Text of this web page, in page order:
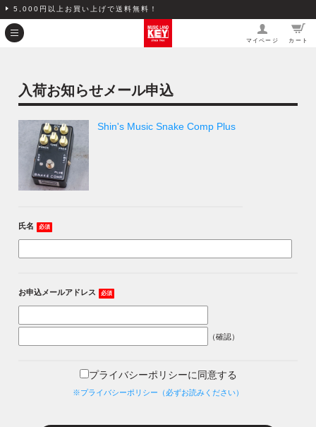
5,000円以上お買い上げで送料無料！
マイページ カート
入荷お知らせメール申込
Shin's Music Snake Comp Plus
氏名 必須
お申込メールアドレス 必須
（確認）
プライバシーポリシーに同意する
※プライバシーポリシー（必ずお読みください）